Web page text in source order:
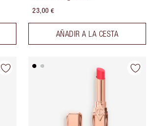
23,00 €
AÑADIR A LA CESTA